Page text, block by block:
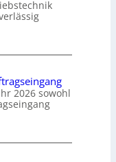
2026 sowohl